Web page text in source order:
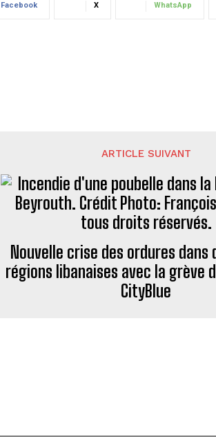
Facebook X WhatsApp
ARTICLE SUIVANT
Nouvelle crise des ordures
régions libanaises avec la grève
CityBlue